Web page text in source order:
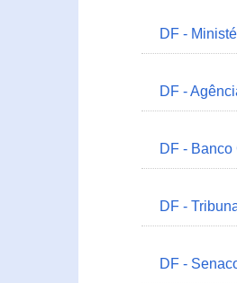
DF -
DF -
DF -
DF -
DF -